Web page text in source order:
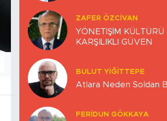
ZAFER ÖZCIVAN
YÖNETİŞİM KÜLTÜRÜ
KARŞILIKLI GÜVEN
BULUT YİĞİTTEPE
Atlara Neden Soldan
FERIDUN GÖKKAYA